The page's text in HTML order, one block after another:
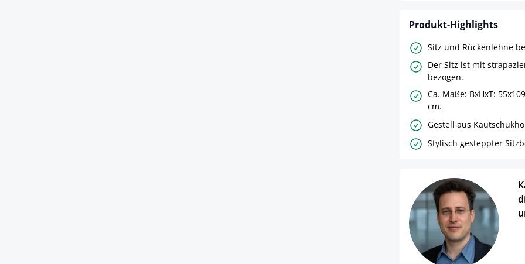
Produkt-Highlights
Sitz und Rückenlehne
Der Sitz ist mit
bezogen.
Ca. Maße: BxHxT:
cm.
Gestell aus
Stylisch gesteppter